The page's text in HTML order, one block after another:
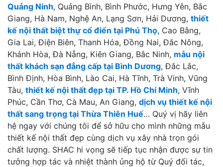
Quảng Ninh, Quảng Bình, Bình Phước, Hưng Yên, Bắc
Giang, Hà Nam, Nghệ An, Lạng Sơn, Hải Dương, thiết
kế nội thất biệt thự cổ điển tại Phú Thọ, Cao Bằng,
Gia Lai, Điện Biên, Thanh Hóa, Đồng Nai, Đắc Nông,
Khánh Hòa, Đà Nẵng, Kiên Giang, Bắc Ninh, mẫu nội
thất khách sạn đẳng cấp tại Bình Dương, Đắc Lắc,
Bình Định, Hòa Bình, Lào Cai, Hà Tĩnh, Trà Vinh, Vũng
Tàu, thiết kế nội thất đẹp tại TP. Hồ Chí Minh, Vĩnh
Phúc, Cần Thơ, Cà Mau, An Giang, dịch vụ thiết kế nội
thất sang trọng tại Thừa Thiên Huế… Quý vị hãy liên
hệ ngay với chúng tôi để sở hữu cho mình những mẫu
thiết kế nội thất đẹp cùng dịch vụ xây nhà trọn gói
chất lượng. SHAC hi vọng sẽ tiếp tục nhận được sự tin
tưởng hợp tác và nhiệt thành ủng hộ từ Quý đối tác,